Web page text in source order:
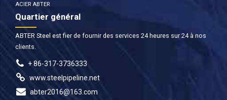
ACIER ABTER
Quartier général
ABTER Steel est fier de fournir des services 24 heures sur 24 à nos
clients.
+ 86-317-3736333
www.steelpipeline.net
abter2016@163.com